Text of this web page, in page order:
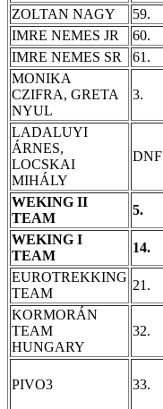
ZOLTAN NAGY 59.
IMRE NEMES JR
60.
IMRE NEMES SR
61.
MONIKA
CZIFRA, GRETA
NYUL
3.
LADALUYI
ÁRNES,
LOCSKAI
MIHÁLY
DNF
WEKING II
TEAM
5.
WEKING I
TEAM
14.
EUROTREKKING
TEAM
21.
KORMORÁN
TEAM
HUNGARY
32.
PIVO3 33.